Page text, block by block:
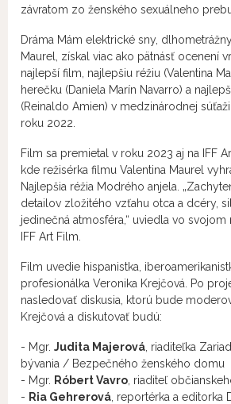
závratom zo ženského sexuálneho
Dráma Mám elektrické sny,
Maurel, získal viac ako pätnásť ocenení
najlepší film, najlepšiu réžiu (Valentina
herečku (Daniela Marín Navarro) a
(Reinaldo Amien) v medzinárodnej
roku 2022.
Film sa premietal v roku 2023 aj na IFF
kde režisérka filmu Valentina Maurel
Najlepšia réžia Modrého anjela.
detailov zložitého vzťahu otca a dcéry,
jedinečná atmosféra,“ uviedla vo
IFF Art Film.
Film uvedie hispanistka,
profesionálka Veronika Krejčová. Po
nasledovať diskusia, ktorú bude
Krejčová a diskutovať budú:
- Mgr. Judita Majerová , riaditeľka
bývania / Bezpečného ženského domu
- Mgr. Róbert Vavro , riaditeľ
- Ria Gehrerová , reportérka a editorka